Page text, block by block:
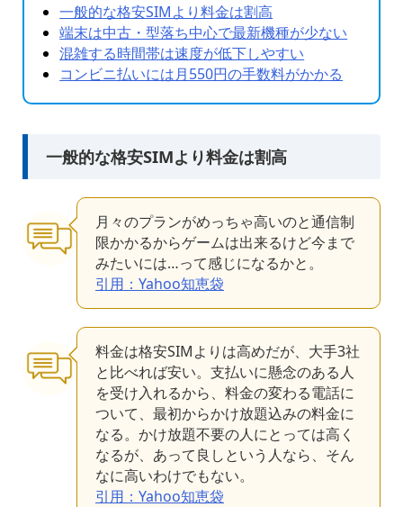
一般的な格安SIMより料金は割高
端末は中古・型落ち中心で最新機種が少ない
混雑する時間帯は速度が低下しやすい
コンビニ払いには月550円の手数料がかかる
一般的な格安SIMより料金は割高
月々のプランがめっちゃ高いのと通信制
限かかるからゲームは出来るけど今まで
みたいには…って感じになるかと。
引用：Yahoo知恵袋
料金は格安SIMよりは高めだが、大手3社
と比べれば安い。支払いに懸念のある人
を受け入れるから、料金の変わる電話に
ついて、最初からかけ放題込みの料金に
なる。かけ放題不要の人にとっては高く
なるが、あって良しという人なら、そん
なに高いわけでもない。
引用：Yahoo知恵袋